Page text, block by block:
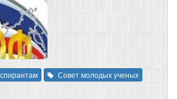
Совет молодых ученых